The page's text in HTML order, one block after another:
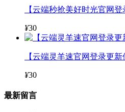
【云端秒抢美好时光官网
¥30
【云端灵羊速官网登录更
¥30
最新留言